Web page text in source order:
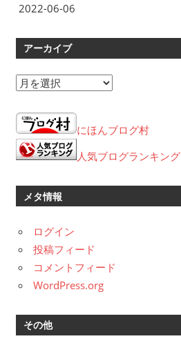
2022-06-06
アーカイブ
ア
カ
イ
ブ
にほんブログ村
人気ブログランキング
メタ情報
ログイン
投稿フィード
コメントフィード
WordPress.org
その他